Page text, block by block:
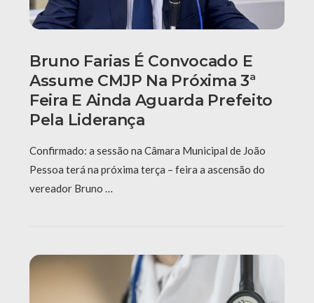
Bruno Farias É Convocado E
Assume CMJP Na Próxima 3ª
Feira E Ainda Aguarda Prefeito
Pela Liderança
Confirmado: a sessão na Câmara Municipal de João
Pessoa terá na próxima terça – feira a ascensão do
vereador Bruno …